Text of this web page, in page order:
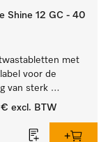
Shine 12 GC - 40
met
voor de
van sterk
serviesgoed,
excl. BTW